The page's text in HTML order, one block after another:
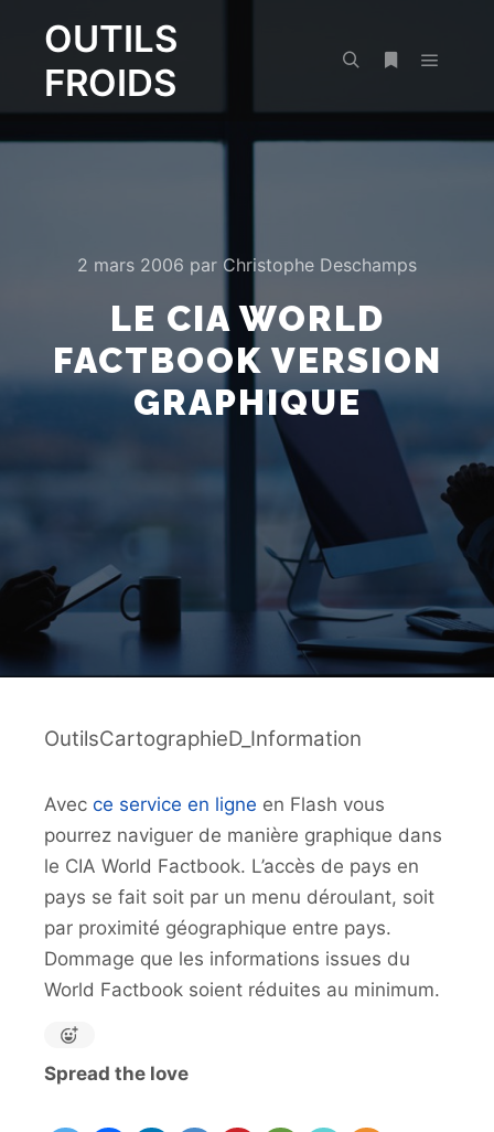
OUTILS
FROIDS
2 mars 2006 par Christophe Deschamps
LE CIA WORLD
FACTBOOK VERSION
GRAPHIQUE
OutilsCartographieD_Information
Avec ce service en ligne en Flash vous
pourrez naviguer de manière graphique dans
le CIA World Factbook. L’accès de pays en
pays se fait soit par un menu déroulant, soit
par proximité géographique entre pays.
Dommage que les informations issues du
World Factbook soient réduites au minimum.
Spread the love